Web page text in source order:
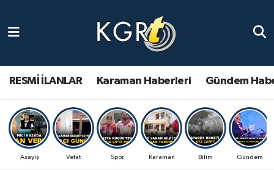
RESMİ İLANLAR Karaman Haberleri Gündem
Asayiş Vefat Spor Karaman Bilim Gündem
Gündem Haberleri
Güncel Haberler
Spor Haberleri